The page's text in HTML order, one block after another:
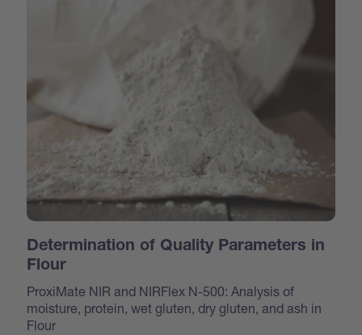
Determination of Quality Parameters in
Flour
ProxiMate NIR and NIRFlex N-500: Analysis of
moisture, protein, wet gluten, dry gluten, and ash in
Flour